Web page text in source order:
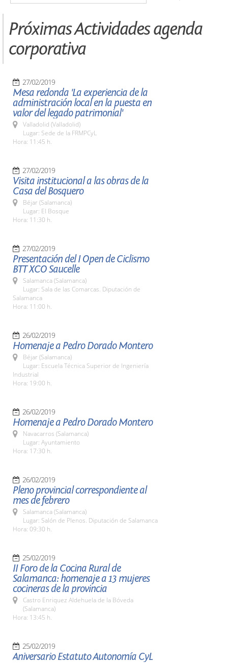
Próximas Actividades agenda
corporativa
27/02/2019
Mesa redonda 'La experiencia de la
administración local en la puesta en
valor del legado patrimonial'
Valladolid (Valladolid)
Lugar: Sede de la FRMPCyL
Hora: 11:45 h.
27/02/2019
Visita institucional a las obras de la
Casa del Bosquero
Béjar (Salamanca)
Lugar: El Bosque
Hora: 11:30 h.
27/02/2019
Presentación del I Open de Ciclismo
BTT XCO Saucelle
Salamanca (Salamanca)
Lugar: Sala de las Comarcas. Diputación de
Salamanca
Hora: 11:00 h.
26/02/2019
Homenaje a Pedro Dorado Montero
Béjar (Salamanca)
Lugar: Escuela Técnica Superior de Ingeniería
Industrial
Hora: 19:00 h.
26/02/2019
Homenaje a Pedro Dorado Montero
Navacarros (Salamanca)
Lugar: Ayuntamiento
Hora: 17:30 h.
26/02/2019
Pleno provincial correspondiente al
mes de febrero
Salamanca (Salamanca)
Lugar: Salón de Plenos. Diputación de Salamanca
Hora: 09:30 h.
25/02/2019
II Foro de la Cocina Rural de
Salamanca: homenaje a 13 mujeres
cocineras de la provincia
Castro Enriquez Aldehuela de la Bóveda
(Salamanca)
Hora: 13:45 h.
25/02/2019
Aniversario Estatuto Autonomía CyL